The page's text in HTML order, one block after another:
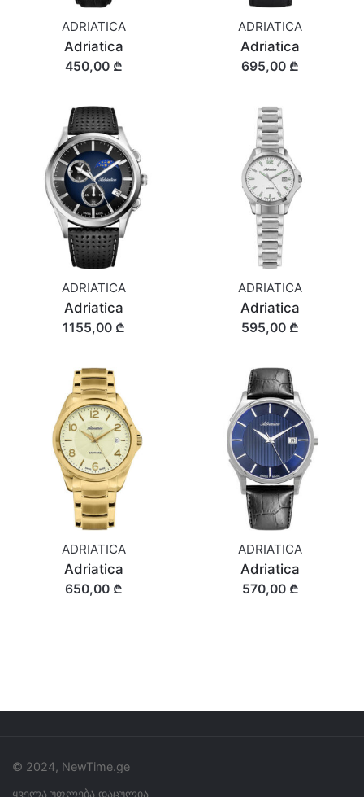
ADRIATICA
Adriatica
450,00 ₾
ADRIATICA
Adriatica
695,00 ₾
ADRIATICA
Adriatica
1155,00 ₾
ADRIATICA
Adriatica
595,00 ₾
ADRIATICA
Adriatica
650,00 ₾
ADRIATICA
Adriatica
570,00 ₾
© 2024, NewTime.ge
ყველა უფლება დაცულია